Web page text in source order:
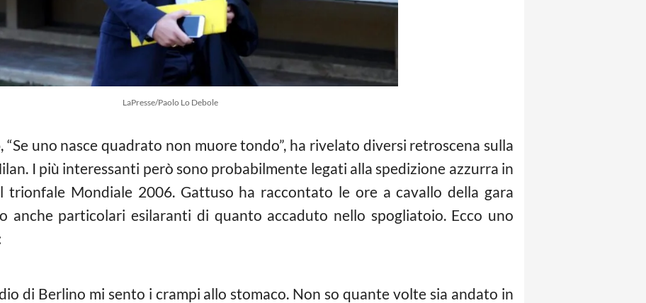
LaPresse/Paolo Lo Debole
, “Se uno nasce quadrato non muore tondo”, ha rivelato diversi retroscena sulla
I più interessanti però sono probabilmente legati alla spedizione azzurra in
trionfale Mondiale 2006. Gattuso ha raccontato le ore a cavallo della gara
anche particolari esilaranti di quanto accaduto nello spogliatoio. Ecco uno
di Berlino mi sento i crampi allo stomaco. Non so quante volte sia andato in